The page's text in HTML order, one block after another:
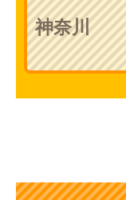
神奈川